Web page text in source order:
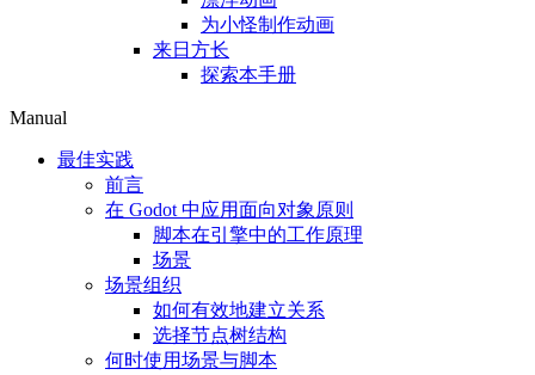
为小怪制作动画
来日方长
探索本手册
Manual
最佳实践
前言
在 Godot 中应用面向对象原则
脚本在引擎中的工作原理
场景
场景组织
如何有效地建立关系
选择节点树结构
何时使用场景与脚本